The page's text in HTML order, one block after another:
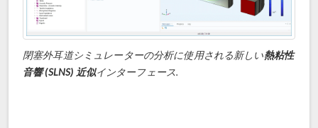
閉塞外耳道シミュレーターの分析に使用される新しい熱粘性
音響 (SLNS) 近似インターフェース.